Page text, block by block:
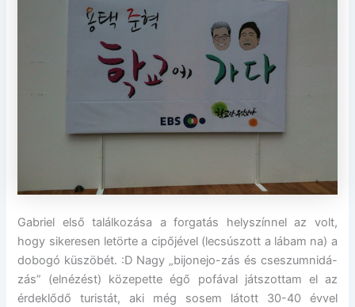
Gabriel első találkozása a forgatás helyszínnel az volt,
hogy sikeresen letörte a cipőjével (lecsúszott a lábam na) a
dobogó küszöbét. :D Nagy „bijonejo-zás és cseszumnidá-
zás” (elnézést) közepette égő pofával játszottam el az
érdeklődő turistát, aki még sosem látott 30-40 évvel